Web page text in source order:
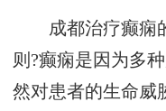
成都治疗癫痫的
则?癫痫是因为多
然对患者的生命威